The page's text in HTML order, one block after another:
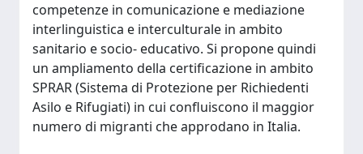
competenze in comunicazione e mediazione
interlinguistica e interculturale in ambito
sanitario e socio- educativo. Si propone quindi
un ampliamento della certificazione in ambito
SPRAR (Sistema di Protezione per Richiedenti
Asilo e Rifugiati) in cui confluiscono il maggior
numero di migranti che approdano in Italia.